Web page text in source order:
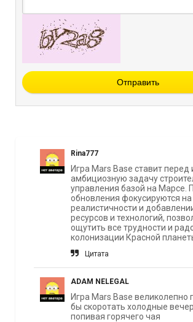
Отправить
Rina777
Игра Mars Base ставит перед
амбициозную задачу
управления базой на Марсе.
обновления фокусируются
реалистичности и
ресурсов и технологий,
ощутить все трудности и
колонизации Красной
Цитата
ADAM NELEGAL
Игра Mars Base великолепно
бы скоротать холодные
попивая горячего чая